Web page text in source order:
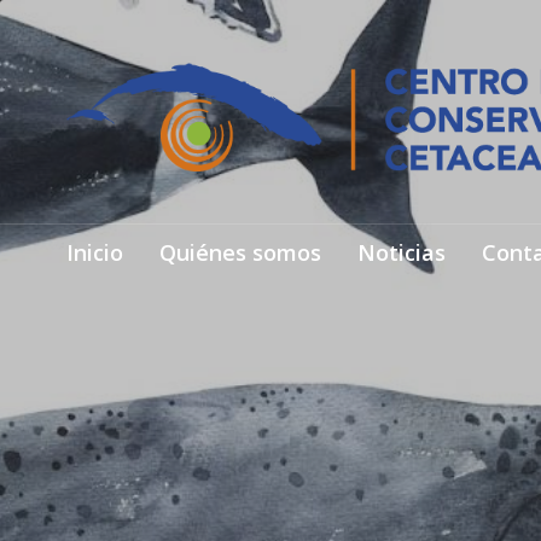
Inicio Quiénes somos Noticias